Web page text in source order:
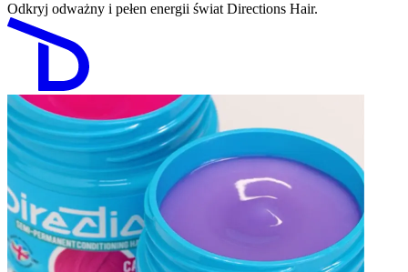
Odkryj odważny i pełen energii świat Directions Hair.